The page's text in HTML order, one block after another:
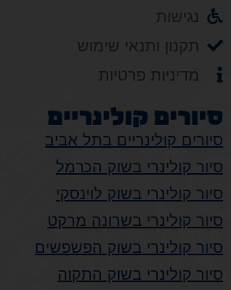
נגישות
תקנון ותנאי שימוש
מדיניות פרטיות
סיורים קולינריים
סיורים קולינריים בתל אביב
סיור קולינרי בשוק הכרמל
סיור קולינרי בשוק לוינסקי
סיור קולינרי בשרונה מרקט
סיור קולינרי בשוק הפשפשים
סיור קולינרי בשוק התקוה